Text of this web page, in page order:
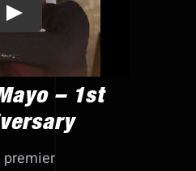
Play
– 1st
premier